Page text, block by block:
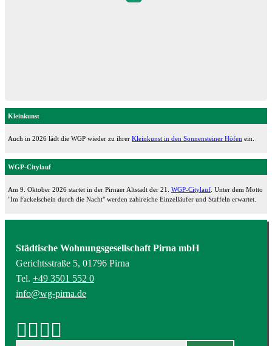
Kleinkunst
Auch in 2026 lädt die WGP wieder zu ihrer Kleinkunst in den Sonnensteiner Höfen ein.
WGP-Citylauf
Am 9. Oktober 2026 startet in der Pirnaer Altstadt der 21. WGP-Citylauf . Unter dem Motto
"Im Fackelschein durch die Nacht" werden zahlreiche Einzelläufer und Staffeln erwartet.
Städtische Wohnungsgesellschaft Pirna mbH
Gerichtsstraße 5, 01796 Pirna
Tel. +49 3501 552 0
info@wg-pirna.de